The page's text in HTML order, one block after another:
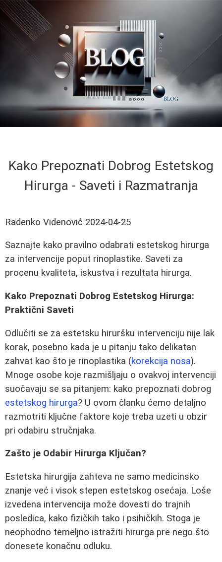
Kako Prepoznati Dobrog Estetskog
Hirurga - Saveti i Razmatranja
Radenko Videnović 2024-04-25
Saznajte kako pravilno odabrati estetskog hirurga
za intervencije poput rinoplastike. Saveti za
procenu kvaliteta, iskustva i rezultata hirurga.
Kako Prepoznati Dobrog Estetskog Hirurga:
Praktični Saveti
Odlučiti se za estetsku hiruršku intervenciju nije lak
korak, posebno kada je u pitanju tako delikatan
zahvat kao što je rinoplastika (korekcija nosa).
Mnoge osobe koje razmišljaju o ovakvoj intervenciji
suočavaju se sa pitanjem: kako prepoznati dobrog
estetskog hirurga? U ovom članku ćemo detaljno
razmotriti ključne faktore koje treba uzeti u obzir
pri odabiru stručnjaka.
Zašto je Odabir Hirurga Ključan?
Estetska hirurgija zahteva ne samo medicinsko
znanje već i visok stepen estetskog osećaja. Loše
izvedena intervencija može dovesti do trajnih
posledica, kako fizičkih tako i psihičkih. Stoga je
neophodno temeljno istražiti hirurga pre nego što
donesete konačnu odluku.